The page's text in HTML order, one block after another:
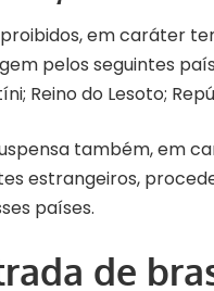
em caráter
pelos seguintes
Reino do Lesoto;
também, em
estrangeiros,
países.
de